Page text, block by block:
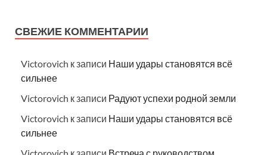
СВЕЖИЕ КОММЕНТАРИИ
Victorovich к записи Наши удары становятся всё
сильнее
Victorovich к записи Радуют успехи родной земли
Victorovich к записи Наши удары становятся всё
сильнее